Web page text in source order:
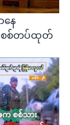
နေ
စစ်တပ်ထုတ်